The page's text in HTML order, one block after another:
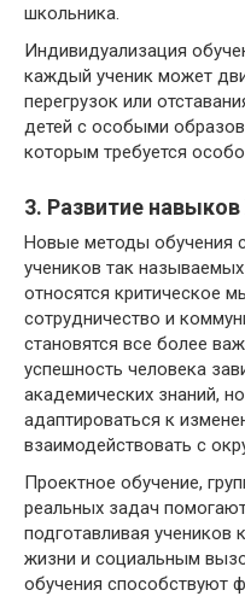
школьника.
Индивидуализация
каждый ученик может
перегрузок или
детей с особыми
которым требуется
3. Развитие навыков
Новые методы обучения
учеников так
относятся критическое
сотрудничество и
становятся все более
успешность человека
академических знаний,
адаптироваться к
взаимодействовать с
Проектное обучение,
реальных задач
подготавливая
жизни и социальным
обучения способствуют